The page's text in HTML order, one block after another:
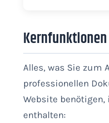
Kernfunktionen
Alles, was Sie zum
professionellen
Website
enthalten: